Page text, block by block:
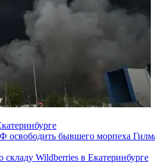
бывшего морпеха
складу Wildberries в Екатеринбурге